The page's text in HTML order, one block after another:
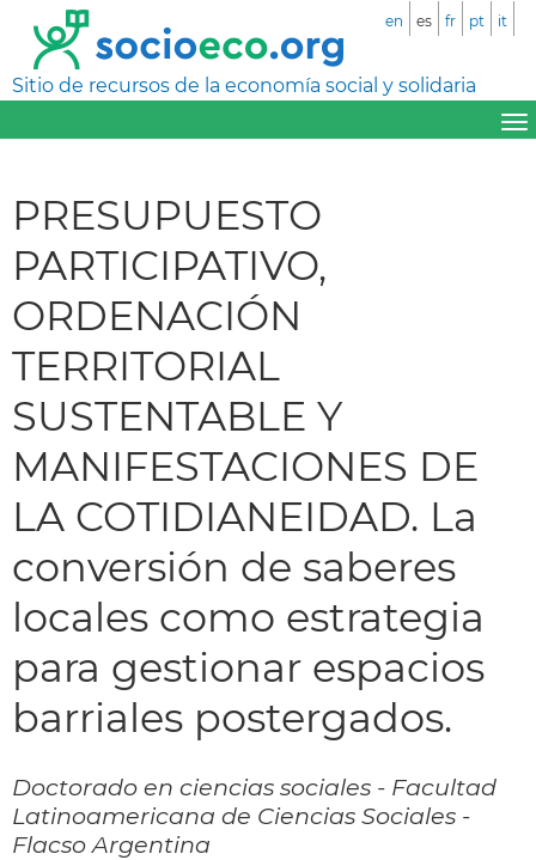
Sitio de recursos de la economía social y solidaria
en es fr pt it
PRESUPUESTO
PARTICIPATIVO,
ORDENACIÓN
TERRITORIAL
SUSTENTABLE Y
MANIFESTACIONES DE
LA COTIDIANEIDAD. La
conversión de saberes
locales como estrategia
para gestionar espacios
barriales postergados.
Doctorado en ciencias sociales - Facultad
Latinoamericana de Ciencias Sociales -
Flacso Argentina